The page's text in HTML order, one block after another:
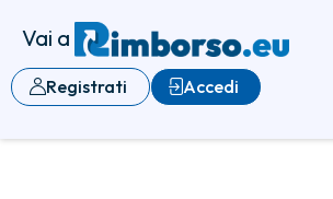
Vai a
Accedi
Registrati